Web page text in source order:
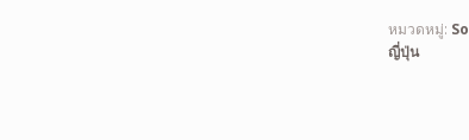
หมวดหมู่:
ญี่ปุ่น